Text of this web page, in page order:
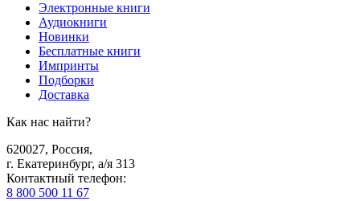
Электронные книги
Аудиокниги
Новинки
Бесплатные книги
Импринты
Подборки
Доставка
Как нас найти?
620027, Россия,
г. Екатеринбург, а/я 313
Контактный телефон:
8 800 500 11 67